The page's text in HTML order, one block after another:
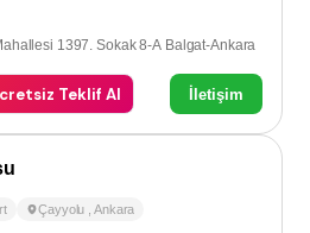
1397. Sokak 8-A Balgat-Ankara
Teklif Al İletişim
Çayyolu ,Ankara